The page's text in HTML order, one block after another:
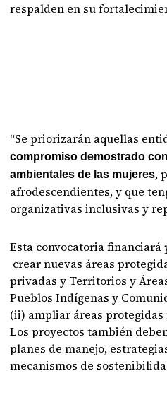
respalden en su
“Se priorizarán aquellas
compromiso demostrado
ambientales de las mujeres,
afrodescendientes, y que
organizativas inclusivas y
Esta convocatoria financiará
crear nuevas áreas
privadas y Territorios y
Pueblos Indígenas y
(ii) ampliar áreas
Los proyectos también
planes de manejo,
mecanismos de